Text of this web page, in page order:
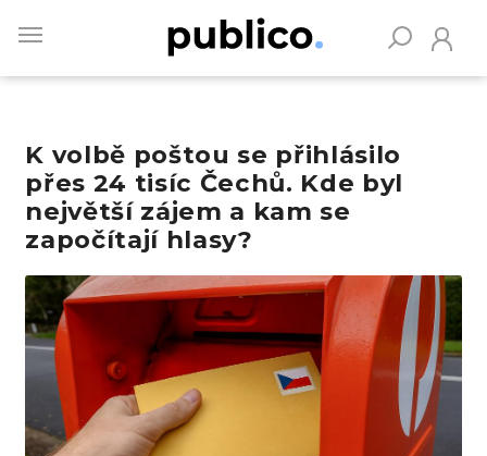
main
K volbě poštou se přihlásilo
přes 24 tisíc Čechů. Kde byl
největší zájem a kam se
započítají hlasy?
Obrázek
Vyhledávejte na Publiku